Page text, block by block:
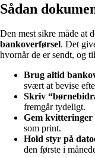
Sådan
Den mest sikre måde at
bankoverførsel. Det
hvornår de er sendt, og
Brug altid
svært at bevise
Skriv
fremgår tydeligt.
Gem kvitteringer
som print.
Hold styr på
den første i